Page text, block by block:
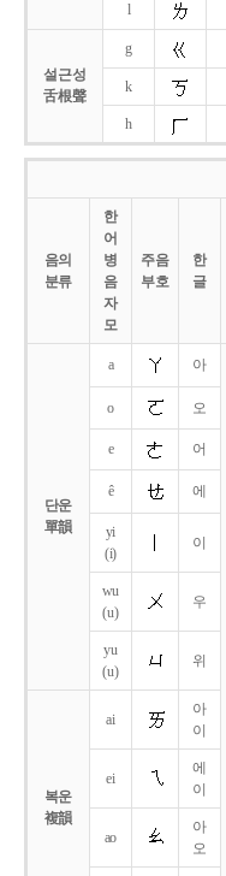
l
설근성
舌根聲
g
k
h
음의
분류
한
어
병
음
자
모
주음
부호
한
글
단운
單韻
a 아
o 오
e 어
ê 에
yi
(i)
이
wu
(u)
우
yu
(u)
위
복운
複韻
ai
아
이
ei
에
이
ao
아
오